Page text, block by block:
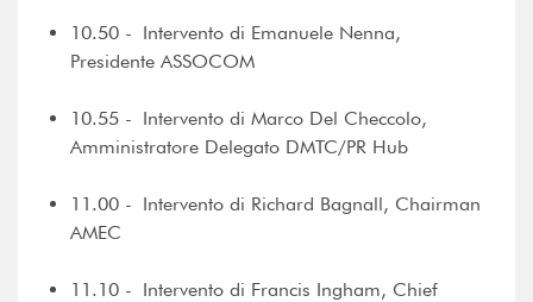
10.50 - Intervento di Emanuele Nenna,
Presidente ASSOCOM
10.55 - Intervento di Marco Del Checcolo,
Amministratore Delegato DMTC/PR Hub
11.00 - Intervento di Richard Bagnall, Chairman
AMEC
11.10 - Intervento di Francis Ingham, Chief